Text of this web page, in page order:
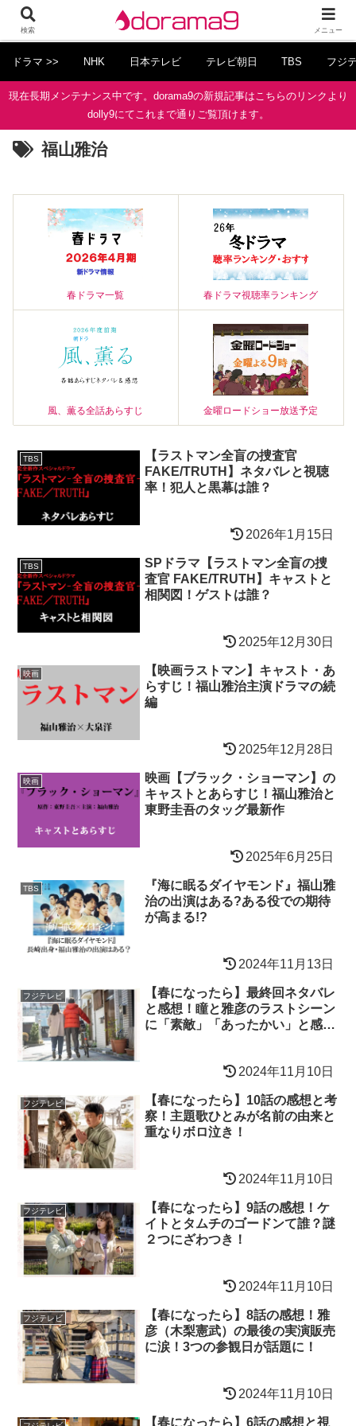
ドラマ >> NHK 日本テレビ テレビ朝日 TBS フジ
現在長期メンテナンス中です。dorama9の新規記事はこちらのリンクより
dolly9にてこれまで通りご覧頂けます。
福山雅治
春ドラマ一覧 春ドラマ視聴率ランキング
風、薫る全話あらすじ 金曜ロードショー放送予定
TBS
【ラストマン全盲の捜査官
FAKE/TRUTH】ネタバレと視聴
率！犯人と黒幕は誰？
2026年1月15日
TBS
SPドラマ【ラストマン全盲の捜
査官 FAKE/TRUTH】キャストと
相関図！ゲストは誰？
2025年12月30日
映画
【映画ラストマン】キャスト・あ
らすじ！福山雅治主演ドラマの続
編
2025年12月28日
映画
映画【ブラック・ショーマン】の
キャストとあらすじ！福山雅治と
東野圭吾のタッグ最新作
2025年6月25日
TBS
『海に眠るダイヤモンド』福山雅
治の出演はある?ある役での期待
が高まる!?
2024年11月13日
フジテレビ
【春になったら】最終回ネタバレ
と感想！瞳と雅彦のラストシーン
に「素敵」「あったかい」と感動
2024年11月10日
フジテレビ
【春になったら】10話の感想と考
察！主題歌ひとみが名前の由来と
重なりボロ泣き！
2024年11月10日
フジテレビ
【春になったら】9話の感想！ケ
イトとタムチのゴードンて誰？謎
２つにざわつき！
2024年11月10日
フジテレビ
【春になったら】8話の感想！雅
彦（木梨憲武）の最後の実演販売
に涙！3つの参観日が話題に！
2024年11月10日
【春になったら】6話の感想と視
検索 メニュー